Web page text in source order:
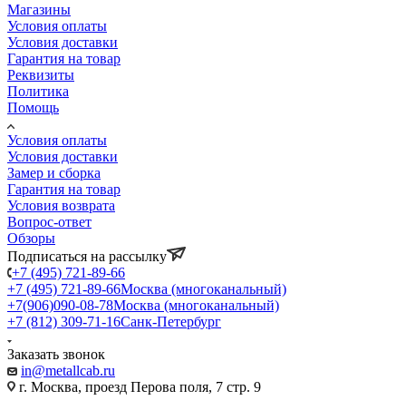
Магазины
Условия оплаты
Условия доставки
Гарантия на товар
Реквизиты
Политика
Помощь
Условия оплаты
Условия доставки
Замер и сборка
Гарантия на товар
Условия возврата
Вопрос-ответ
Обзоры
Подписаться на рассылку
+7 (495) 721-89-66
+7 (495) 721-89-66Москва (многоканальный)
+7(906)090-08-78Москва (многоканальный)
+7 (812) 309-71-16Санк-Петербург
Заказать звонок
in@metallcab.ru
г. Москва, проезд Перова поля, 7 стр. 9